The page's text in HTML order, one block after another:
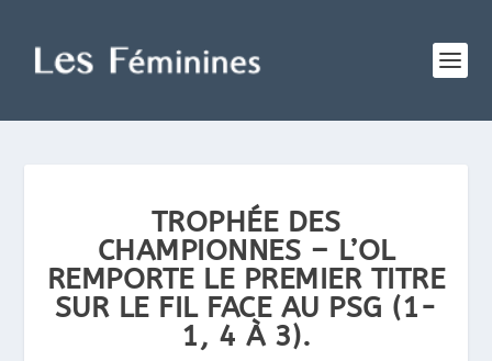
TROPHÉE DES
CHAMPIONNES – L’OL
REMPORTE LE PREMIER TITRE
SUR LE FIL FACE AU PSG (1-
1, 4 À 3).